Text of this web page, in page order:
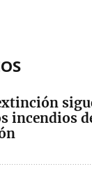
incendios